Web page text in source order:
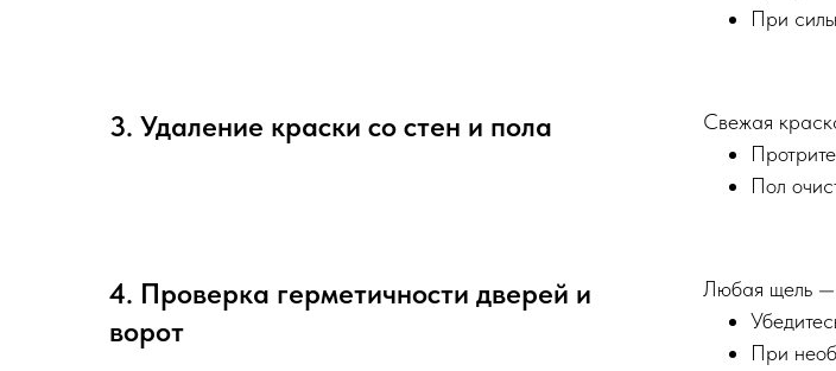
При
3. Удаление краски со стен и пола
Свежая
Пол
4. Проверка герметичности дверей и
ворот
Любая щель —
При